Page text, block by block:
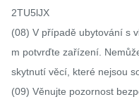
2TU5lJX
(08) V případě ubytování s
m potvrďte zařízení.
skytnutí věcí, které nejsou
(09) Věnujte pozornost